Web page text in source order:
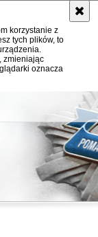
korzystanie z
tych plików, to
zmieniając
oznacza